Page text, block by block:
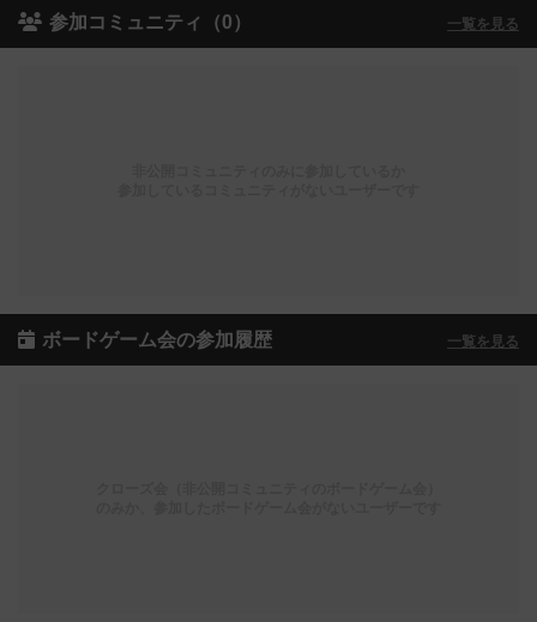
参加コミュニティ（0） 一覧を見る
ボードゲーム会の参加履歴 一覧を見る